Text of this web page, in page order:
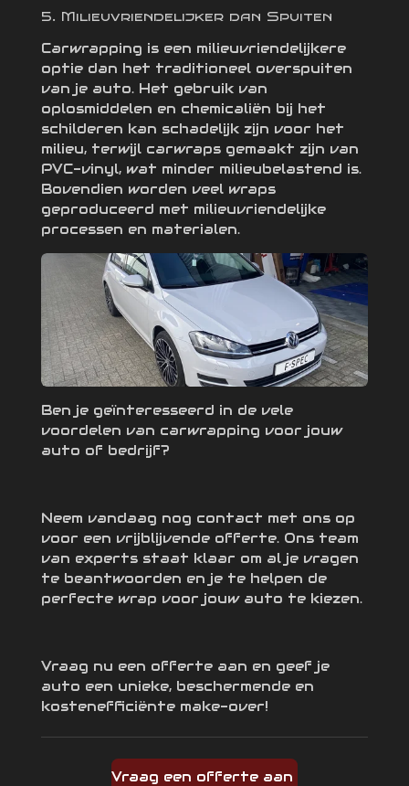
5. Milieuvriendelijker dan Spuiten
Carwrapping is een milieuvriendelijkere
optie dan het traditioneel overspuiten
van je auto. Het gebruik van
oplosmiddelen en chemicaliën bij het
schilderen kan schadelijk zijn voor het
milieu, terwijl carwraps gemaakt zijn van
PVC-vinyl, wat minder milieubelastend is.
Bovendien worden veel wraps
geproduceerd met milieuvriendelijke
processen en materialen.
Ben je geïnteresseerd in de vele
voordelen van carwrapping voor jouw
auto of bedrijf?
Neem vandaag nog contact met ons op
voor een vrijblijvende offerte. Ons team
van experts staat klaar om al je vragen
te beantwoorden en je te helpen de
perfecte wrap voor jouw auto te kiezen.
Vraag nu een offerte aan en geef je
auto een unieke, beschermende en
kostenefficiënte make-over!
Vraag een offerte aan